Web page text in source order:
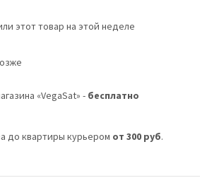
этот товар на этой неделе
«VegaSat» - бесплатно
до квартиры курьером от 300 руб.